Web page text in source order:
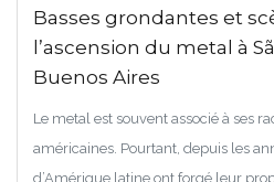
Basses grondantes et
l’ascension du metal à
Buenos Aires
Le metal est souvent associé à ses
américaines. Pourtant, depuis les
d’Amérique latine ont forgé leur